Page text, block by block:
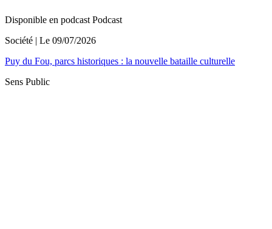
Disponible en podcast Podcast
Société | Le 09/07/2026
Puy du Fou, parcs historiques : la nouvelle bataille culturelle
Sens Public